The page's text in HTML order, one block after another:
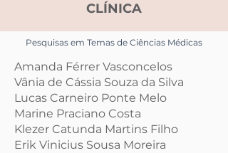
CLÍNICA
Pesquisas em Temas de Ciências Médicas
Amanda Férrer Vasconcelos
Vânia de Cássia Souza da Silva
Lucas Carneiro Ponte Melo
Marine Praciano Costa
Klezer Catunda Martins Filho
Erik Vinicius Sousa Moreira